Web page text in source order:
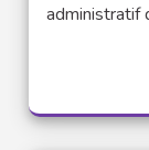
administratif